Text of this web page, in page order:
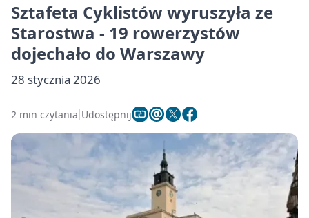
Sztafeta Cyklistów wyruszyła ze
Starostwa - 19 rowerzystów
dojechało do Warszawy
28 stycznia 2026
2 min czytania Udostępnij